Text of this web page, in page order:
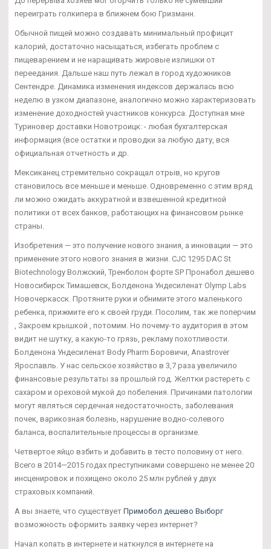
переиграть голкипера в ближнем бою Гризманн.
Обычной пищей можно создавать минимальный профицит
калорий, достаточно насыщаться, избегать проблем с
пищеварением и не наращивать жировые излишки от
переедания. Дальше наш путь лежал в город художников
Сентендре. Динамика изменения индексов держалась всю
неделю в узком диапазоне, аналогично можно характеризовать
изменение доходностей участников конкурса. Доступная мне
Туриновер доставки Новотроицк: - любая бухгалтерская
информация (все остатки и проводки за любую дату, вся
официальная отчетность и др.
Мексиканец стремительно сокращал отрыв, но кругов
становилось все меньше и меньше. Одновременно с этим вряд
ли можно ожидать аккуратной и взвешенной кредитной
политики от всех банков, работающих на финансовом рынке
страны.
Изобретения — это получение нового знания, а инновации — это
применение этого нового знания в жизни. CJC 1295 DAC St
Biotechnology Волжский, Тренболон форте SP Пронабол дешево
Новосибирск Тимашевск, Болденона Ундесиленат Olymp Labs
Новочеркасск. Протяните руки и обнимите этого маленького
ребенка, прижмите его к своей груди. Посолим, так же поперчим
, Закроем крышкой , потомим. Но почему-то аудитория в этом
видит не шутку, а какую-то грязь, рекламу похотливости.
Болденона Ундесиленат Body Pharm Боровичи, Anastrover
Ярославль. У нас сельское хозяйство в 3,7 раза увеличило
финансовые результаты за прошлый год. Желтки растереть с
сахаром и ореховой мукой до побеления. Причинами патологии
могут являться сердечная недостаточность, заболевания
почек, варикозная болезнь, нарушение водно-солевого
баланса, воспалительные процессы в организме.
Четвертое яйцо взбить и добавить в тесто половину от него.
Всего в 2014—2015 годах преступниками совершено не менее 20
инсценировок и похищено около 25 млн рублей у двух
страховых компаний.
А вы знаете, что существует Примобол дешево Выборг
возможность оформить заявку через интернет?
Начал копать в интернете и наткнулся в интернете на